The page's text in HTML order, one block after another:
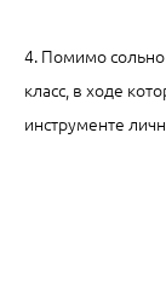
4. Помимо
класс, в ходе
инструменте